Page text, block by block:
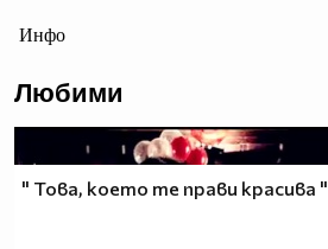
Инфо
Любими
" Това, което те прави красива "